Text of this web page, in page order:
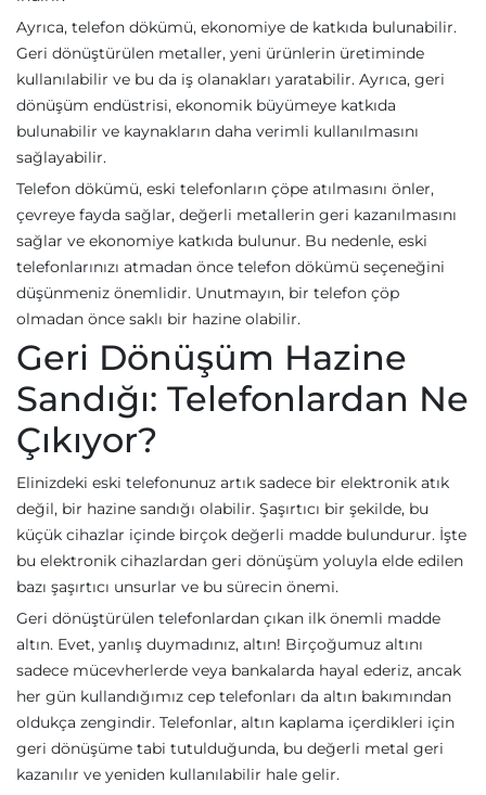
Ayrıca, telefon dökümü, ekonomiye de katkıda bulunabilir.
Geri dönüştürülen metaller, yeni ürünlerin üretiminde
kullanılabilir ve bu da iş olanakları yaratabilir. Ayrıca, geri
dönüşüm endüstrisi, ekonomik büyümeye katkıda
bulunabilir ve kaynakların daha verimli kullanılmasını
sağlayabilir.
Telefon dökümü, eski telefonların çöpe atılmasını önler,
çevreye fayda sağlar, değerli metallerin geri kazanılmasını
sağlar ve ekonomiye katkıda bulunur. Bu nedenle, eski
telefonlarınızı atmadan önce telefon dökümü seçeneğini
düşünmeniz önemlidir. Unutmayın, bir telefon çöp
olmadan önce saklı bir hazine olabilir.
Geri Dönüşüm Hazine
Sandığı: Telefonlardan Ne
Çıkıyor?
Elinizdeki eski telefonunuz artık sadece bir elektronik atık
değil, bir hazine sandığı olabilir. Şaşırtıcı bir şekilde, bu
küçük cihazlar içinde birçok değerli madde bulundurur. İşte
bu elektronik cihazlardan geri dönüşüm yoluyla elde edilen
bazı şaşırtıcı unsurlar ve bu sürecin önemi.
Geri dönüştürülen telefonlardan çıkan ilk önemli madde
altın. Evet, yanlış duymadınız, altın! Birçoğumuz altını
sadece mücevherlerde veya bankalarda hayal ederiz, ancak
her gün kullandığımız cep telefonları da altın bakımından
oldukça zengindir. Telefonlar, altın kaplama içerdikleri için
geri dönüşüme tabi tutulduğunda, bu değerli metal geri
kazanılır ve yeniden kullanılabilir hale gelir.